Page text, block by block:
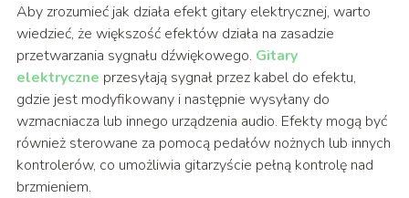
Aby zrozumieć jak działa efekt gitary elektrycznej, warto
wiedzieć, że większość efektów działa na zasadzie
przetwarzania sygnału dźwiękowego. Gitary
elektryczne przesyłają sygnał przez kabel do efektu,
gdzie jest modyfikowany i następnie wysyłany do
wzmacniacza lub innego urządzenia audio. Efekty mogą być
również sterowane za pomocą pedałów nożnych lub innych
kontrolerów, co umożliwia gitarzyście pełną kontrolę nad
brzmieniem.